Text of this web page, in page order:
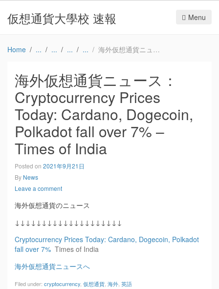
仮想通貨大學校 速報 Menu
Home 海外仮想通貨ニュース：Cryptocurrency Prices Today: Cardano, Dogecoin, Polkadot fall over 7% – Times of India
海外仮想通貨ニュース：
Cryptocurrency Prices
Today: Cardano, Dogecoin,
Polkadot fall over 7% –
Times of India
Posted on 2021年9月21日
By News
Leave a comment
海外仮想通貨のニュース
↓↓↓↓↓↓↓↓↓↓↓↓↓↓↓↓↓↓↓↓
Cryptocurrency Prices Today: Cardano, Dogecoin, Polkadot
fall over 7% Times of India
海外仮想通貨ニュースへ
Filed under: cryptocurrency 仮想通貨 海外 英語